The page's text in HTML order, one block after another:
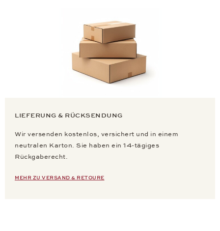
LIEFERUNG & RÜCKSENDUNG
Wir versenden kostenlos, versichert und in einem
neutralen Karton. Sie haben ein 14-tägiges
Rückgaberecht.
MEHR ZU VERSAND & RETOURE